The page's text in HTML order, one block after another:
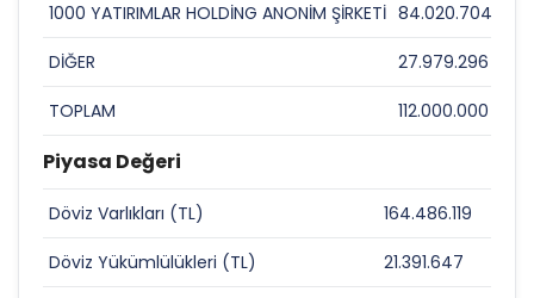
1000 YATIRIMLAR HOLDİNG ANONİM ŞİRKETİ 84.020.704
DİĞER 27.979.296
TOPLAM 112.000.000
Piyasa Değeri
Döviz Varlıkları (TL) 164.486.119
Döviz Yükümlülükleri (TL) 21.391.647